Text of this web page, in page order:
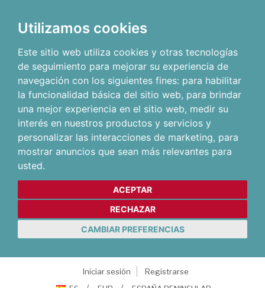
Utilizamos cookies
Este sitio web utiliza cookies y otras tecnologías
de seguimiento para mejorar su experiencia de
navegación con los siguientes fines: para habilitar
la funcionalidad básica del sitio web, para brindar
una mejor experiencia en el sitio web, medir su
interés en nuestros productos y servicios y
personalizar las interacciones de marketing, para
mostrar anuncios que sean más relevantes para
usted.
ACEPTAR
RECHAZAR
CAMBIAR PREFERENCIAS
Iniciar sesión
Registrarse